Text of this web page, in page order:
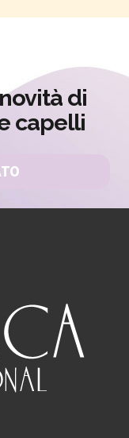
di
capelli